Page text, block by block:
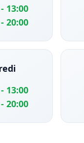
13:00
20:00
13:00
20:00